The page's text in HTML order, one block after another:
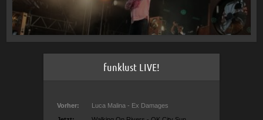
funklust LIVE!